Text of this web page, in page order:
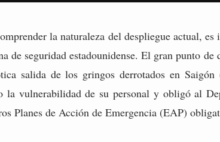
la naturaleza del despliegue actual,
de seguridad estadounidense. El gran punto
salida de los gringos derrotados en Saigón
la vulnerabilidad de su personal y obligó al
Planes de Acción de Emergencia (EAP)